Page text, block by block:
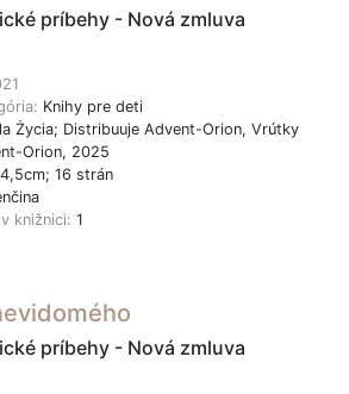
príbehy - Nová zmluva
Knihy pre deti
Życia; Distribuuje Advent-Orion, Vrútky
Orion, 2025
16 strán
knižnici: 1
príbehy - Nová zmluva